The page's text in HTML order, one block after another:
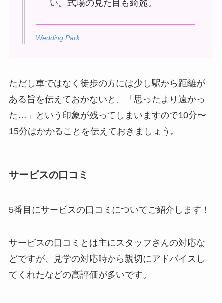
い。式場の見た目も綺麗。
Wedding Park
ただし車ではなく徒歩の方には少し駅から距離が
ある旨を伝えておかないと、「思ったより遠かっ
た…」という印象が残ってしまいますので10分〜
15分はかかることを伝えておきましょう。
サービスの口コミ
5番目にサービスの口コミについてご紹介します！
サービスの口コミとは主にスタッフさんの対応な
どですが、見学の対応時から親切にアドバイスし
てくれたなどの高評価が多いです。